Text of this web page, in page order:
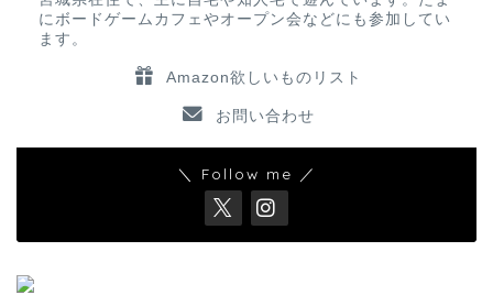
にボードゲームカフェやオープン会などにも参加してい
ます。
Amazon欲しいものリスト
お問い合わせ
＼ Follow me ／